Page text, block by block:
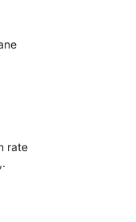
rate